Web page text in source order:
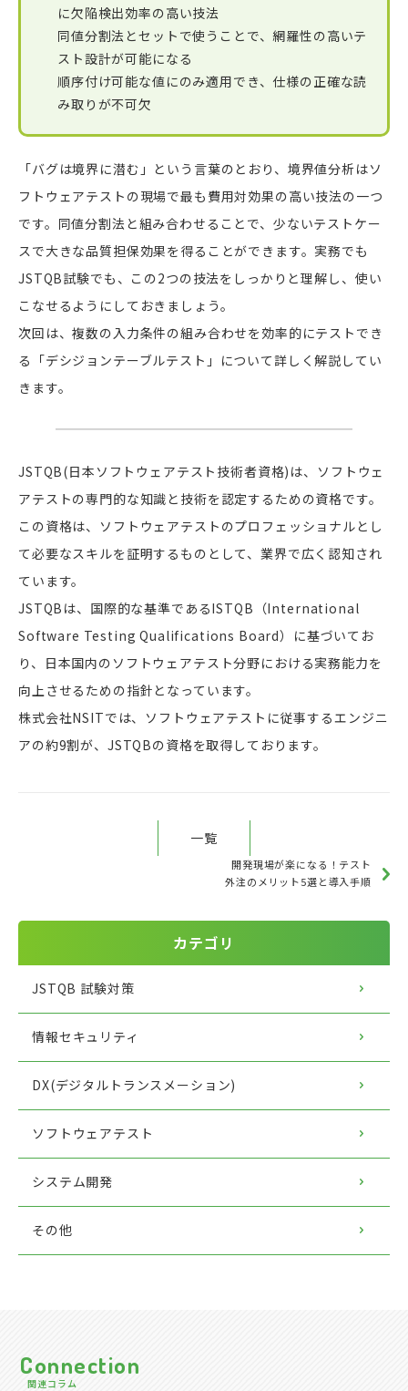
に欠陥検出効率の高い技法
同値分割法とセットで使うことで、網羅性の高いテ
スト設計が可能になる
順序付け可能な値にのみ適用でき、仕様の正確な読
み取りが不可欠
「バグは境界に潜む」という言葉のとおり、境界値分析はソ
フトウェアテストの現場で最も費用対効果の高い技法の一つ
です。同値分割法と組み合わせることで、少ないテストケー
スで大きな品質担保効果を得ることができます。実務でも
JSTQB試験でも、この2つの技法をしっかりと理解し、使い
こなせるようにしておきましょう。
次回は、複数の入力条件の組み合わせを効率的にテストでき
る「デシジョンテーブルテスト」について詳しく解説してい
きます。
JSTQB(日本ソフトウェアテスト技術者資格)は、ソフトウェ
アテストの専門的な知識と技術を認定するための資格です。
この資格は、ソフトウェアテストのプロフェッショナルとし
て必要なスキルを証明するものとして、業界で広く認知され
ています。
JSTQBは、国際的な基準であるISTQB（International
Software Testing Qualifications Board）に基づいてお
り、日本国内のソフトウェアテスト分野における実務能力を
向上させるための指針となっています。
株式会社NSITでは、ソフトウェアテストに従事するエンジニ
アの約9割が、JSTQBの資格を取得しております。
一覧
開発現場が楽になる！テスト
外注のメリット5選と導入手順
カテゴリ
JSTQB 試験対策
情報セキュリティ
DX(デジタルトランスメーション)
ソフトウェアテスト
システム開発
その他
Connection
関連コラム